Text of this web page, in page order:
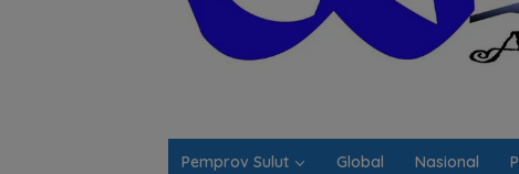
Pemprov Sulut Global Nasional